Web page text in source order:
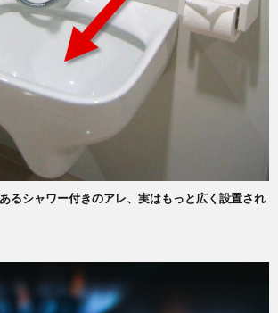
るシャワー付きのアレ、実はもっと広く設置され